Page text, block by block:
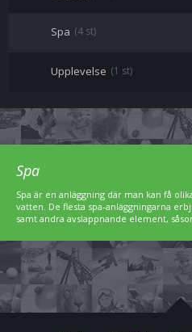
Spa (4 st)
Upplevelse (1 st)
Spa
Spa är en anläggning där man kan få
vatten. De flesta spa-anläggningarna
samt andra avslappnande element,